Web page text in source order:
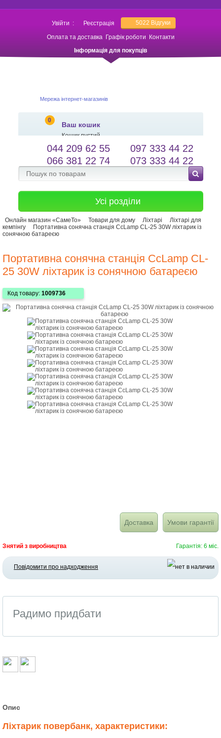
Увійти : Реєстрація 5022 Відгуки
Оплата та доставка Графік роботи
Контакти
Інформація для покупців
Мережа інтернет-магазинів
0
Ваш кошик
Кошик пустий
salessameto@gmail.com
Зворотній зв'язок
Мова сайту
044 209 62 55
097 333 44 22
066 381 22 74
073 333 44 22
Усі розділи
Онлайн магазин «СамеТо» Товари для дому Ліхтарі
Ліхтарі для
кемпінгу
Портативна сонячна станція CcLamp CL-25 30W ліхтарик із
сонячною батареєю
Портативна сонячна станція CcLamp CL-
25 30W ліхтарик із сонячною батареєю
Код товару: 1009736
Доставка Умови гарантії
Знятий з виробництва Гарантія: 6 міс.
Повідомити про надходження
Радимо придбати
Опис
Ліхтарик повербанк, характеристики: